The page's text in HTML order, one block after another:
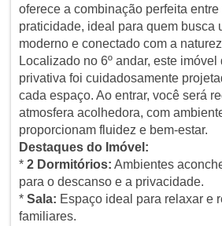
oferece a combinação perfeita
praticidade, ideal para quem busca
moderno e conectado com a
Localizado no 6º andar, este imóvel
privativa foi cuidadosamente
cada espaço. Ao entrar, você será
atmosfera acolhedora, com
proporcionam fluidez e bem-estar.
Destaques do Imóvel:
* 2 Dormitórios: Ambientes
para o descanso e a privacidade.
* Sala: Espaço ideal para relaxar e
familiares.